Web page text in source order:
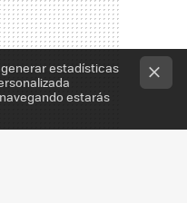
estadísticas
estarás